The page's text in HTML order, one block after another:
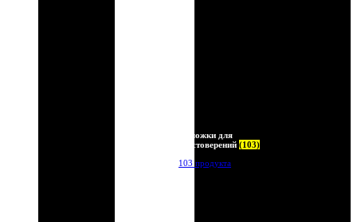
Обложки для
удостоверений (103)
103 продукта